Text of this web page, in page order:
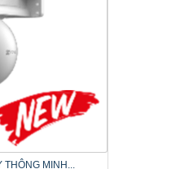
THÔNG MINH...